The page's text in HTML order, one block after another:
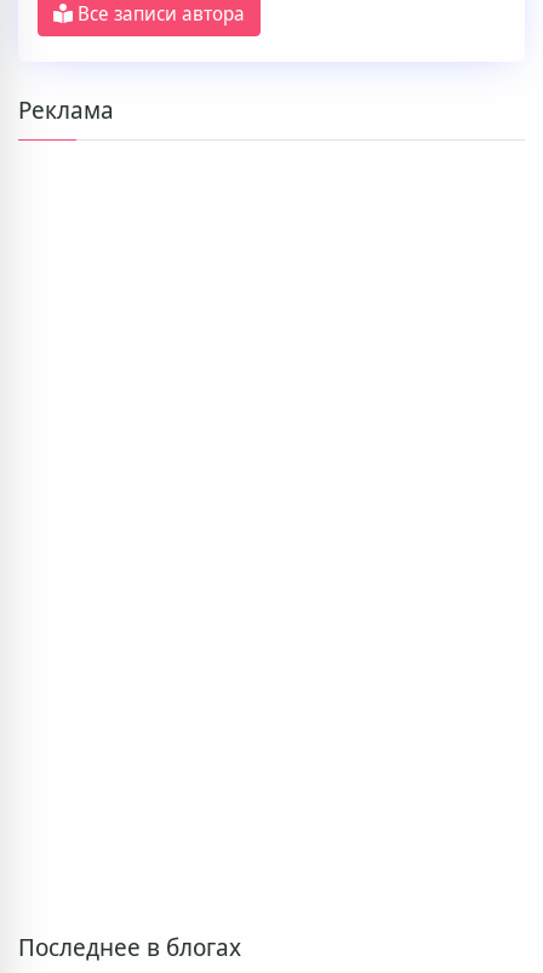
Все записи автора
Реклама
Последнее в блогах